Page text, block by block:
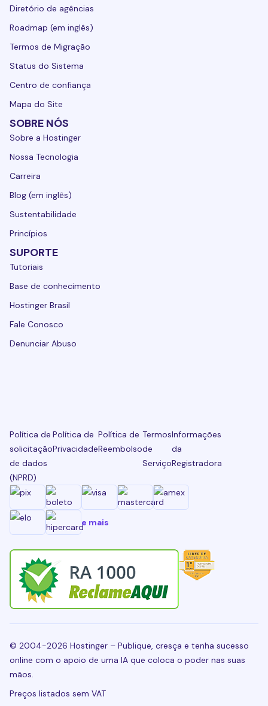
Diretório de agências
Roadmap (em inglês)
Termos de Migração
Status do Sistema
Centro de confiança
Mapa do Site
SOBRE NÓS
Sobre a Hostinger
Nossa Tecnologia
Carreira
Blog (em inglês)
Sustentabilidade
Princípios
SUPORTE
Tutoriais
Base de conhecimento
Hostinger Brasil
Fale Conosco
Denunciar Abuso
Política de
solicitação
de dados
(NPRD)
Política de
Privacidade
Política de
Reembolso
Termos
de
Serviço
Informações
da
Registradora
e mais
© 2004-2026 Hostinger – Publique, cresça e tenha sucesso
online com o apoio de uma IA que coloca o poder nas suas
mãos.
Preços listados sem VAT